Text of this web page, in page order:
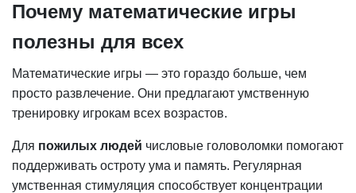
Почему математические игры
полезны для всех
Математические игры — это гораздо больше, чем
просто развлечение. Они предлагают умственную
тренировку игрокам всех возрастов.
Для пожилых людей числовые головоломки помогают
поддерживать остроту ума и память. Регулярная
умственная стимуляция способствует концентрации